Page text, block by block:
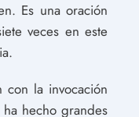
Es una oración
veces en este
con la invocación
hecho grandes